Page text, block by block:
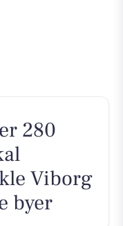
280
Viborg
byer